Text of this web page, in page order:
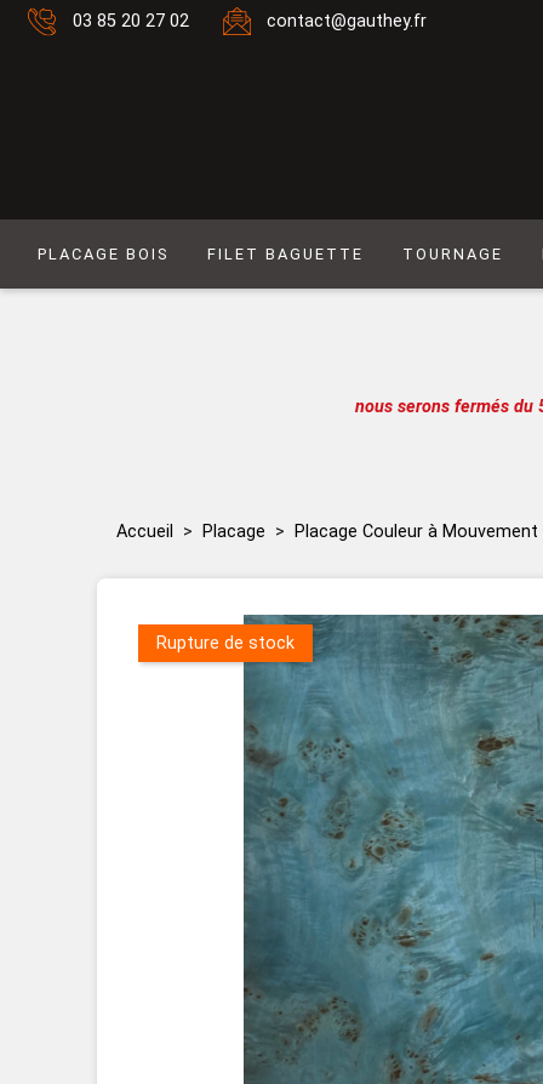
03 85 20 27 02 contact@gauthey.fr
PLACAGE BOIS
Lot de placages
FILET BAGUETTE TOURNAGE
nous serons fermés du
Accueil Placage Placage Couleur à Mouvement
Rupture de stock